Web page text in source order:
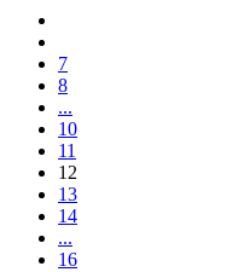
7
8
...
10
11
12
13
14
...
16